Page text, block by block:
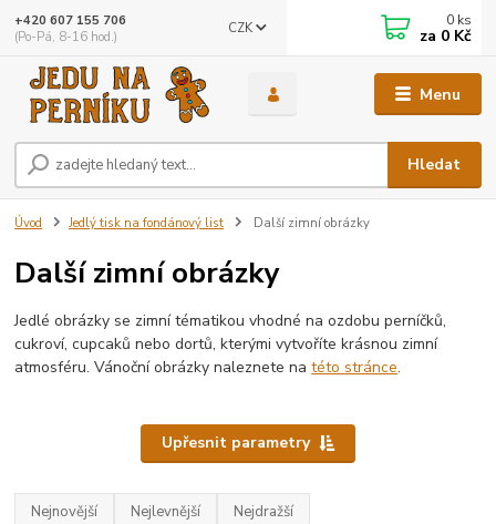
Menu
CZK
Hledat
+420 607 155 706
(Po-Pá, 8-16 hod.)
0 ks
za 0 Kč
Úvod Jedlý tisk na fondánový list Další zimní obrázky
Další zimní obrázky
Jedlé obrázky se zimní tématikou vhodné na ozdobu perníčků,
cukroví, cupcaků nebo dortů, kterými vytvoříte krásnou zimní
atmosféru. Vánoční obrázky naleznete natéto stránce.
Upřesnit parametry
Nejnovější Nejlevnější Nejdražší